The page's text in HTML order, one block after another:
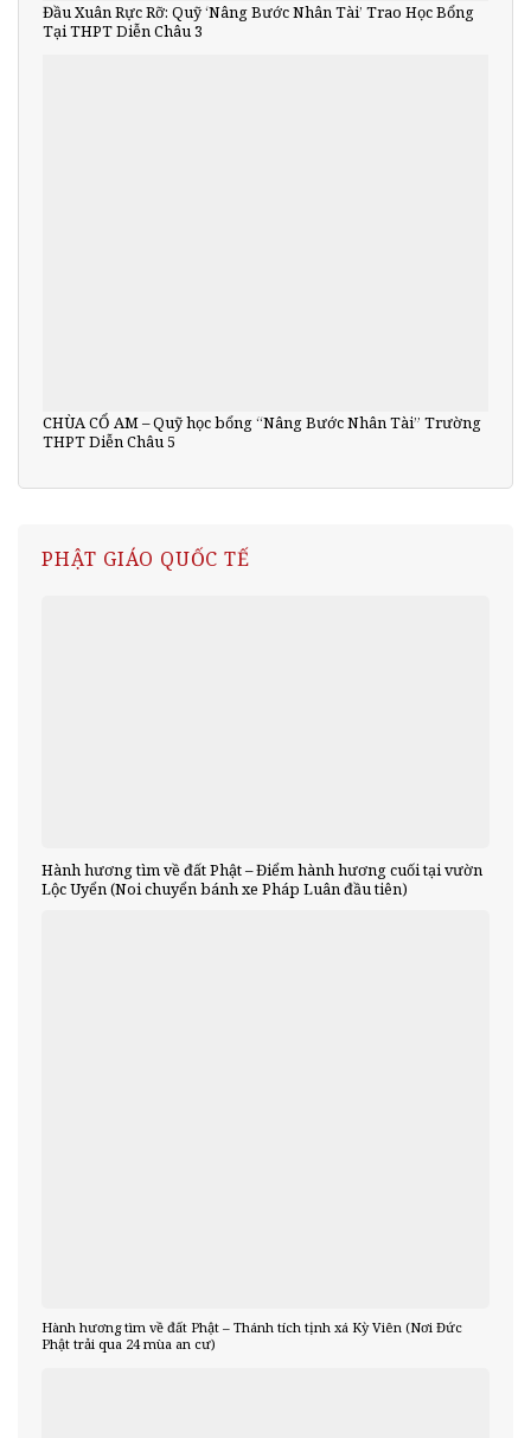
Đầu Xuân Rực Rỡ: Quỹ ‘Nâng Bước Nhân Tài’ Trao Học Bổng
Tại THPT Diễn Châu 3
CHÙA CỔ AM – Quỹ học bổng “Nâng Bước Nhân Tài” Trường
THPT Diễn Châu 5
PHẬT GIÁO QUỐC TẾ
Hành hương tìm về đất Phật – Điểm hành hương cuối tại vườn
Lộc Uyển (Noi chuyển bánh xe Pháp Luân đầu tiên)
Hành hương tìm về đất Phật – Thánh tích tịnh xá Kỳ Viên (Nơi Đức
Phật trải qua 24 mùa an cư)